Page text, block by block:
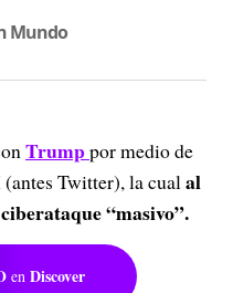
Mundo
Trumppor medio de
(antes Twitter), la cualal
“masivo”.
en Discover